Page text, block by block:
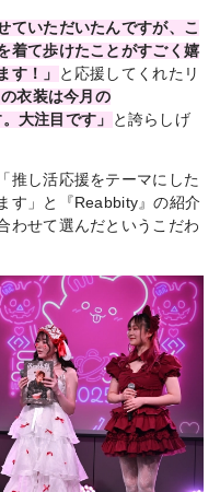
ていただいたんですが、こ
着て歩けたことがすごく嬉
す！」
と応援してくれたリ
の衣装は今月の
大注目です」
と誇らしげ
推し活応援をテーマにした
す」と『Reabbity』の紹介
わせて選んだというこだわ